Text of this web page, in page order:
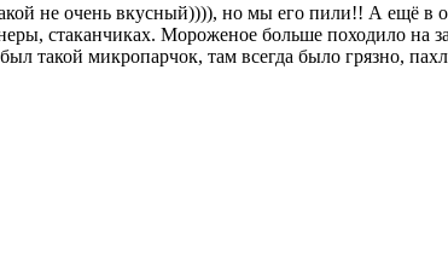
не очень вкусный)))), но мы его пили!! А ещё в
стаканчиках. Мороженое больше походило на
такой микропарчок, там всегда было грязно,